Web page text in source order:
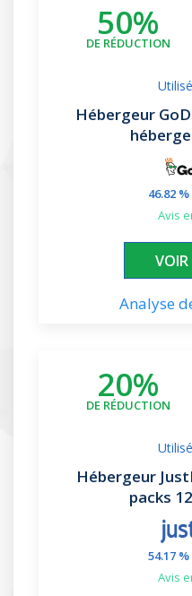
50%
DE RÉDUCTION
Utilisé
Hébergeur
46.82 %
avis
VOIR
Analyse
20%
DE RÉDUCTION
Utilisé
Hébergeur
packs
54.17 %
avis